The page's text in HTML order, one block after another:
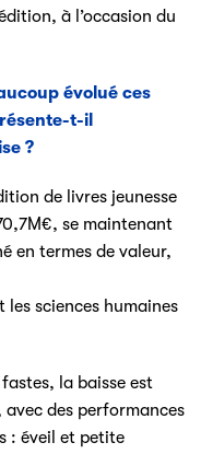
à l’occasion du
évolué ces
t-il
?
de livres jeunesse
se maintenant
en termes de valeur,
sciences humaines
la baisse est
des performances
: éveil et petite